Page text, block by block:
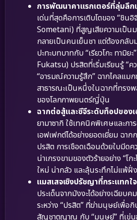
การพัฒนาคาแรกเตอร์ที่ลุ่มลึก
เด่นที่สุดคือการเติบโตของ “ชิน
Sometani) ที่สูญเสียความเป็น
กลายเป็นคนเย็นชา แต่ต้องกลับม
ปะทะบทบาทกับ “เรียวโกะ ทามิย
Fukatsu) ปรสิตที่เริ่มเรียนรู้ “ค
“อารมณ์ความรู้สึก” ฉากไคลแม
สาธารณะเป็นหนึ่งในฉากที่ทรง
ของโลกภาพยนตร์ญี่ปุ่น
ฉากต่อสู้และซีจีระดับท็อปของเ
ยามาซากิ ใช้เทคนิคพิเศษและก
เอฟเฟกต์ได้อย่างยอดเยี่ยม ฉาก
ปรสิต การเชือดเฉือนด้วยใบมีดค
น่าเกรงขามของตัวร้ายอย่าง “โก
ใหม่ น่ากลัว และลุ้นระทึกไม่แพ้ฝั่
แมสเสจเชิงปรัชญาที่กระแทกใ
ประเด็นจากมังงะได้อย่างเฉียบค
ระหว่าง “ปรสิต” ที่ฆ่ามนุษย์เพื่อ
สัญชาตญาณ กับ “มนุษย์” ที่เข่น